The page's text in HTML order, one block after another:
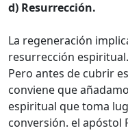
d) Resurrección.
La regeneración
resurrección espiritual.
Pero antes de cubrir
conviene que
espiritual que toma
conversión. el apóstol